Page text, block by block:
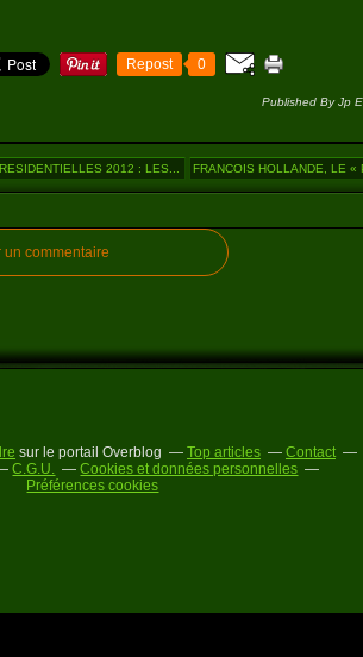
Repost 0
Published By Jp
2012 : LES... FRANCOIS HOLLANDE, LE «
un commentaire
sur le portail Overblog Top articles
Contact
C.G.U.
Cookies et données personnelles
Préférences cookies